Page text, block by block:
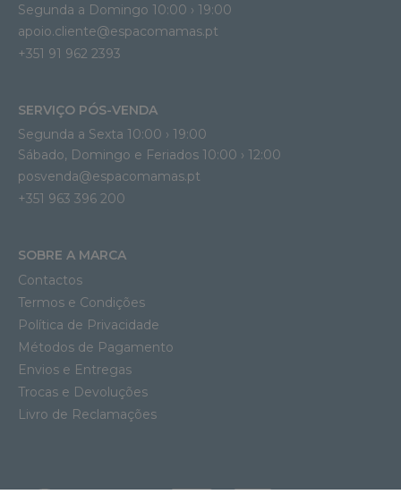
Segunda a Domingo 10:00 › 19:00
apoio.cliente@espacomamas.pt
+351 91 962 2393
SERVIÇO PÓS-VENDA
Segunda a Sexta 10:00 › 19:00
Sábado, Domingo e Feriados 10:00 › 12:00
posvenda@espacomamas.pt
+351 963 396 200
SOBRE A MARCA
Contactos
Termos e Condições
Política de Privacidade
Métodos de Pagamento
Envios e Entregas
Trocas e Devoluções
Livro de Reclamações